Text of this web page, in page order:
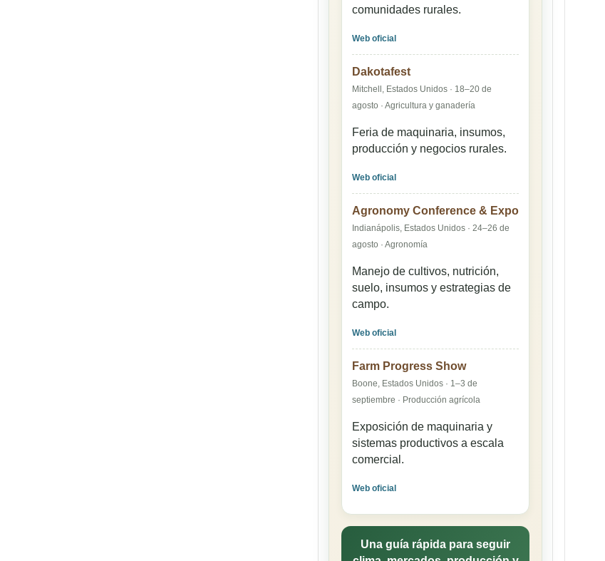
comunidades rurales.
Web oficial
Dakotafest
Mitchell, Estados Unidos · 18–20 de
agosto · Agricultura y ganadería
Feria de maquinaria, insumos,
producción y negocios rurales.
Web oficial
Agronomy Conference & Expo
Indianápolis, Estados Unidos · 24–26 de
agosto · Agronomía
Manejo de cultivos, nutrición,
suelo, insumos y estrategias de
campo.
Web oficial
Farm Progress Show
Boone, Estados Unidos · 1–3 de
septiembre · Producción agrícola
Exposición de maquinaria y
sistemas productivos a escala
comercial.
Web oficial
Una guía rápida para seguir